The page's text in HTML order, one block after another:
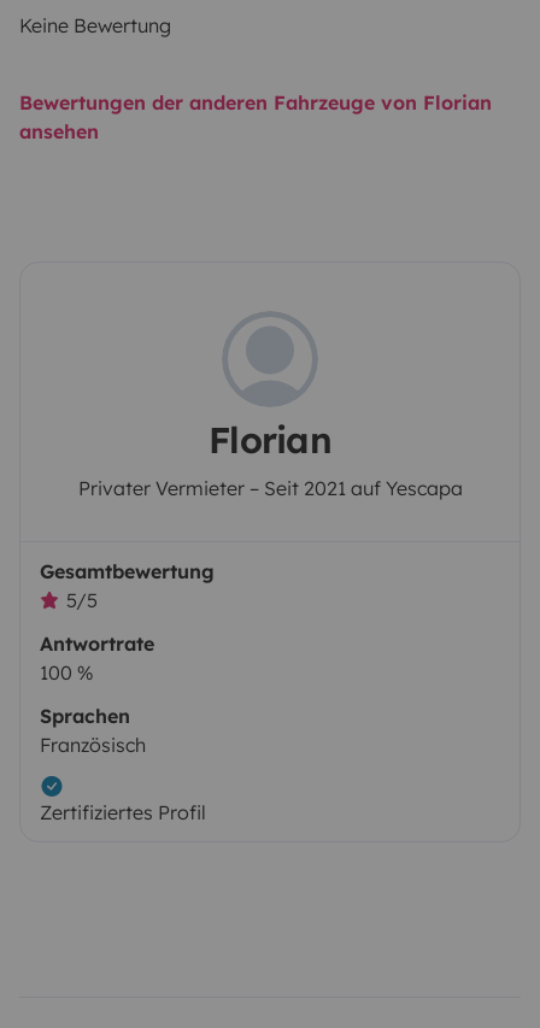
Keine Bewertung
Bewertungen der anderen Fahrzeuge von Florian
ansehen
Florian
Privater Vermieter – Seit 2021 auf Yescapa
Gesamtbewertung
5/5
Antwortrate
100 %
Sprachen
Französisch
Zertifiziertes Profil